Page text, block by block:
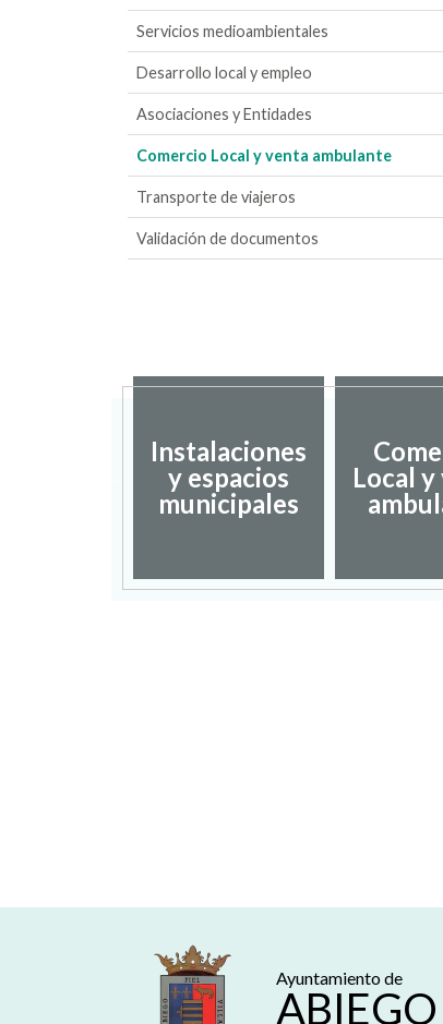
Servicios medioambientales
Desarrollo local y empleo
Asociaciones y Entidades
Comercio Local y venta ambulante
Transporte de viajeros
Validación de documentos
Instalaciones
y espacios
municipales
Local
Ayuntamiento de
ABIEGO